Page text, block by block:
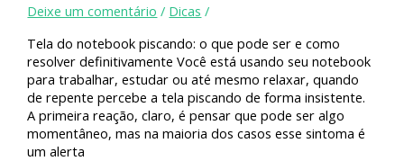
Deixe um comentário / Dicas /
Tela do notebook piscando: o que pode ser e como
resolver definitivamente Você está usando seu notebook
para trabalhar, estudar ou até mesmo relaxar, quando
de repente percebe a tela piscando de forma insistente.
A primeira reação, claro, é pensar que pode ser algo
momentâneo, mas na maioria dos casos esse sintoma é
um alerta